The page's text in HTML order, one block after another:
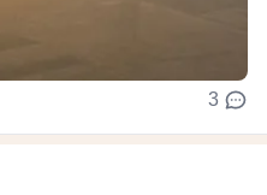
3